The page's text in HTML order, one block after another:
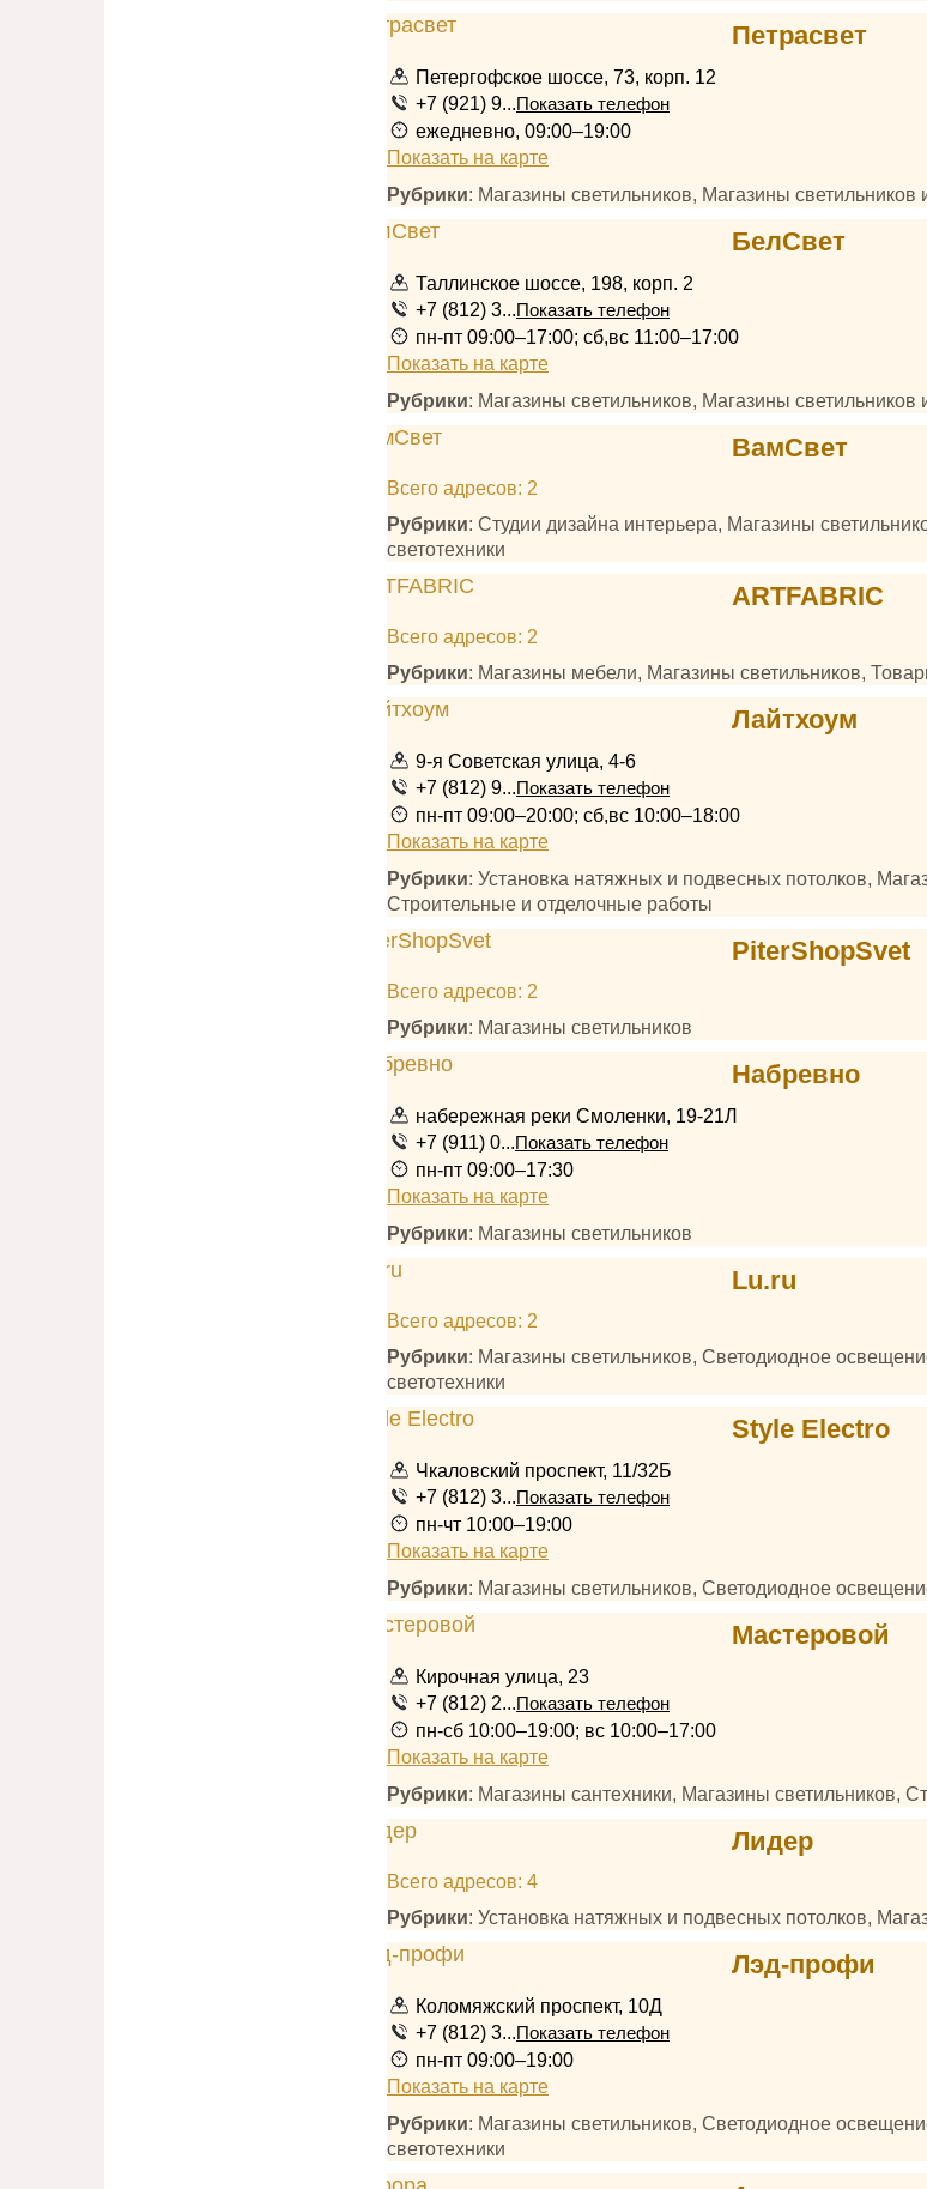
Петрасвет
Петергофское шоссе, 73, корп. 12
+7 (921) 9...Показать телефон
ежедневно, 09:00–19:00
Показать на карте
Рубрики: Магазины светильников, Магазины светильников
БелСвет
Таллинское шоссе, 198, корп. 2
+7 (812) 3...Показать телефон
пн-пт 09:00–17:00; сб,вс 11:00–17:00
Показать на карте
Рубрики: Магазины светильников, Магазины светильников
ВамСвет
Всего адресов: 2
Рубрики: Студии дизайна интерьера, Магазины
светотехники
ARTFABRIC
Всего адресов: 2
Рубрики: Магазины мебели, Магазины светильников,
Лайтхоум
9-я Советская улица, 4-6
+7 (812) 9...Показать телефон
пн-пт 09:00–20:00; сб,вс 10:00–18:00
Показать на карте
Рубрики: Установка натяжных и подвесных потолков,
Строительные и отделочные работы
PiterShopSvet
Всего адресов: 2
Рубрики: Магазины светильников
Набревно
набережная реки Смоленки, 19-21Л
+7 (911) 0...Показать телефон
пн-пт 09:00–17:30
Показать на карте
Рубрики: Магазины светильников
Lu.ru
Всего адресов: 2
Рубрики: Магазины светильников, Светодиодное
светотехники
Style Electro
Чкаловский проспект, 11/32Б
+7 (812) 3...Показать телефон
пн-чт 10:00–19:00
Показать на карте
Рубрики: Магазины светильников, Светодиодное
Мастеровой
Кирочная улица, 23
+7 (812) 2...Показать телефон
пн-сб 10:00–19:00; вс 10:00–17:00
Показать на карте
Рубрики: Магазины сантехники, Магазины светильников,
Лидер
Всего адресов: 4
Рубрики: Установка натяжных и подвесных потолков,
Лэд-профи
Коломяжский проспект, 10Д
+7 (812) 3...Показать телефон
пн-пт 09:00–19:00
Показать на карте
Рубрики: Магазины светильников, Светодиодное
светотехники